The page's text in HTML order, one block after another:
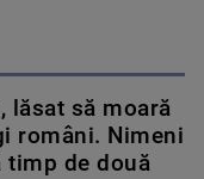
lăsat să moară
români. Nimeni
timp de două